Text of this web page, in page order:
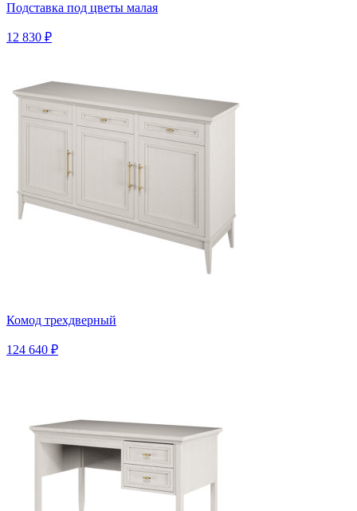
Подставка под цветы малая
12 830 ₽
Комод трехдверный
124 640 ₽